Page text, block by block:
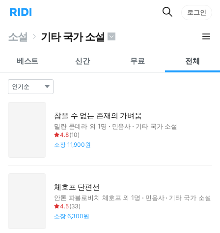
리
으
트
검
로그인
소설 기타 국가 소설
베스트 신간 무료 전체
참을 수 없는 존재의 가벼움
밀란 쿤데라 외 1명 민음사 기타 국가 소설
4.8(10)
소장 11,900원
체호프 단편선
안톤 파블로비치 체호프 외 1명 민음사 기타 국가 소설
4.5(33)
소장 6,300원